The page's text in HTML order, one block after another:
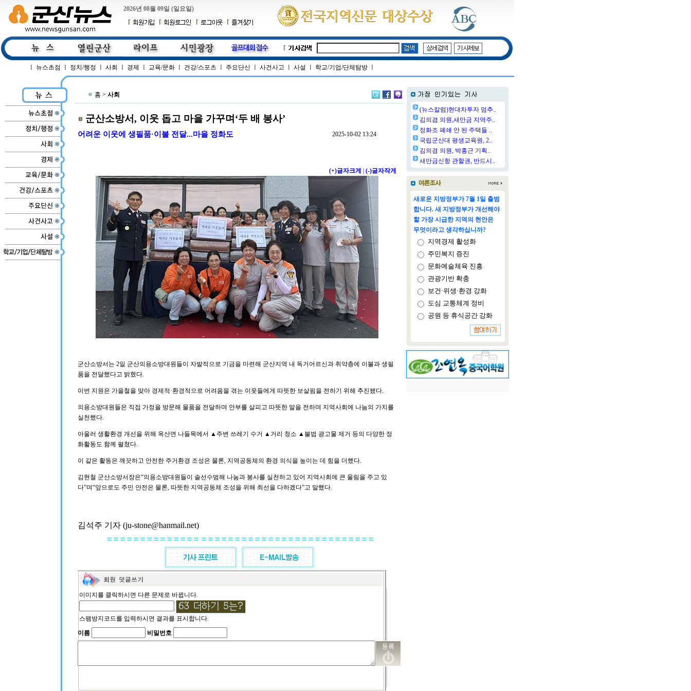
2026년 08월 09일 (일요일)
뉴스초점 정치/행정 사회 경제 교육/문화 건강/스포츠 주요단신 사건사고 사설 학교/기업/단체탐방
홈 > 사회
군산소방서, 이웃 돕고 마을 가꾸며‘두 배 봉사’
어려운 이웃에 생필품·이불 전달...마을 정화도 2025-10-02 13:24
(+)글자크게 (-)글자작게
군산소방서는 2일 군산의용소방대원들이 자발적으로 기금을 마련해 군산지역 내 독거어르신과 취약층에 이불과 생필
품을 전달했다고 밝혔다.
이번 지원은 가을철을 맞아 경제적·환경적으로 어려움을 겪는 이웃들에게 따뜻한 보살핌을 전하기 위해 추진됐다.
의용소방대원들은 직접 가정을 방문해 물품을 전달하며 안부를 살피고 따뜻한 말을 전하며 지역사회에 나눔의 가치를
실천했다.
아울러 생활환경 개선을 위해 옥산면 나들목에서 ▲주변 쓰레기 수거 ▲거리 청소 ▲불법 광고물 제거 등의 다양한 정
화활동도 함께 펼쳤다.
이 같은 활동은 깨끗하고 안전한 주거환경 조성은 물론, 지역공동체의 환경 의식을 높이는 데 힘을 더했다.
김현철 군산소방서장은“의용소방대원들이 솔선수범해 나눔과 봉사를 실천하고 있어 지역사회에 큰 울림을 주고 있
다”며“앞으로도 주민 안전은 물론, 따뜻한 지역공동체 조성을 위해 최선을 다하겠다”고 말했다.
김석주 기자 (ju-stone@hanmail.net)
이미지를 클릭하시면 다른 문제로 바뀝니다.
스팸방지코드를 입력하시면 결과를 표시합니다.
이름
비밀번호
(뉴스칼럼)현대차투자 멈추..
김의겸 의원,새만금 지역주..
정화조 폐쇄 안 된 주택들 ..
국립군산대 평생교육원, 2..
김의겸 의원, 박홍근 기획..
새만금신항 관할권, 반드시..
새로운 지방정부가 7월 1일 출범
합니다. 새 지방정부가 개선해야
할 가장 시급한 지역의 현안은
무엇이라고 생각하십니까?
지역경제 활성화
주민복지 증진
문화예술체육 진흥
관광기반 확충
보건·위생·환경 강화
도심 교통체계 정비
공원 등 휴식공간 강화